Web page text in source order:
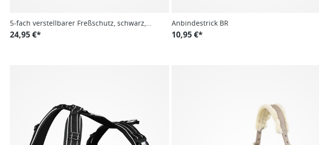
5-fach verstellbarer Freßschutz, schwarz,
WB
24,95 €*
Anbindestrick BR
10,95 €*